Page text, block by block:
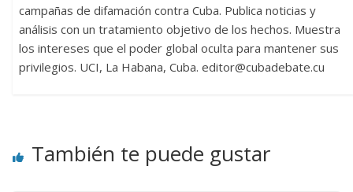
campañas de difamación contra Cuba. Publica noticias y
análisis con un tratamiento objetivo de los hechos. Muestra
los intereses que el poder global oculta para mantener sus
privilegios. UCI, La Habana, Cuba. editor@cubadebate.cu
También te puede gustar